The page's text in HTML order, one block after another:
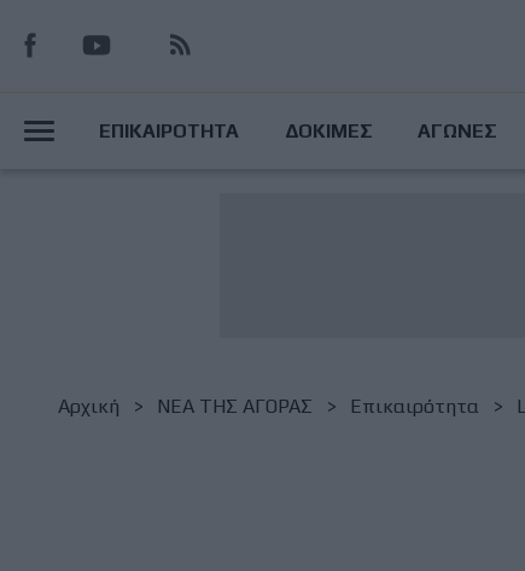
προς
κυρίως
MainΕΠΙΚΑΙΡΟΤΗΤΑ ΔΟΚΙΜΕΣ ΑΓΩΝΕΣ
Breadcrumb
Αρχική NΕΑ ΤΗΣ ΑΓΟΡΑΣ Επικαιρότητα